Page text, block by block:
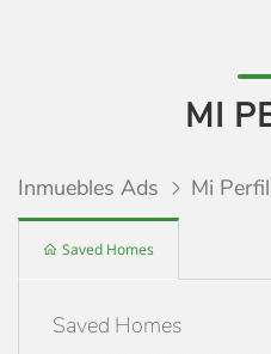
MI
Inmuebles Ads Mi Perfil
Saved Homes
Saved Homes